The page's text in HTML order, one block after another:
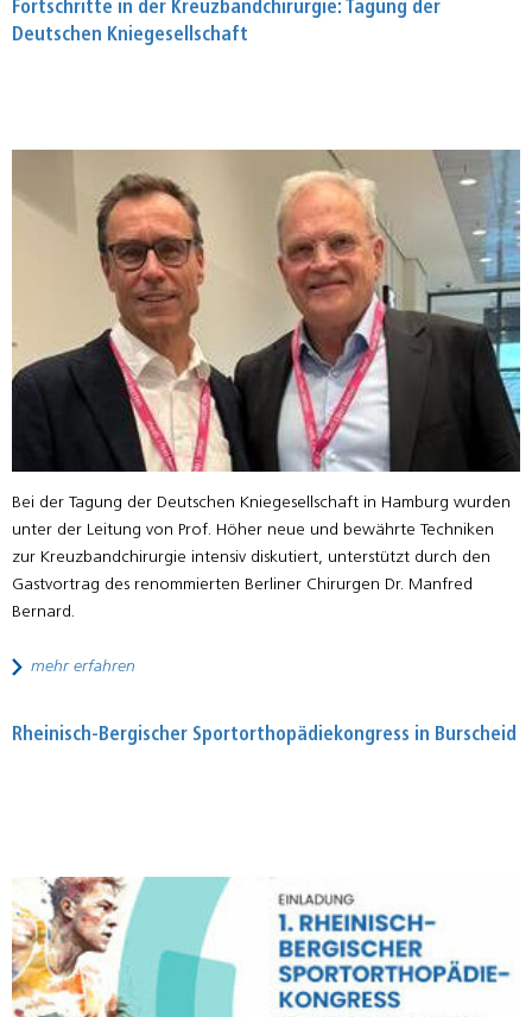
Fortschritte in der Kreuzbandchirurgie: Tagung der
Deutschen Kniegesellschaft
Bei der Tagung der Deutschen Kniegesellschaft in Hamburg wurden
unter der Leitung von Prof. Höher neue und bewährte Techniken
zur Kreuzbandchirurgie intensiv diskutiert, unterstützt durch den
Gastvortrag des renommierten Berliner Chirurgen Dr. Manfred
Bernard.
mehr erfahren
Rheinisch-Bergischer Sportorthopädiekongress in Burscheid